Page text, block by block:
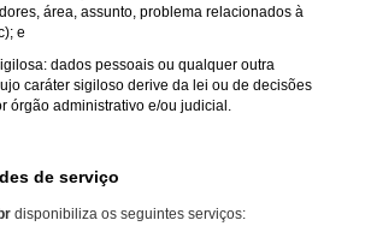
área, assunto, problema relacionados à
e
dados pessoais ou qualquer outra
caráter sigiloso derive da lei ou de decisões
órgão administrativo e/ou judicial.
de serviço
disponibiliza os seguintes serviços: